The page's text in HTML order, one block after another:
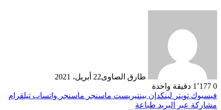
طارق الصاوى22 أبريل، 2021
0
دقيقة واحدة
فيسبوك تويتر لينكدإن بينتيريست ماسنجر ماسنجر واتساب تيلقرام
مشاركة عبر البريد طباعة